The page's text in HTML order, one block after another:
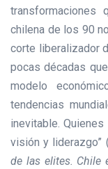
chilena de los 90
corte liberalizador
pocas décadas
modelo
tendencias
inevitable.
visión y liderazgo”
de las elites. Chile